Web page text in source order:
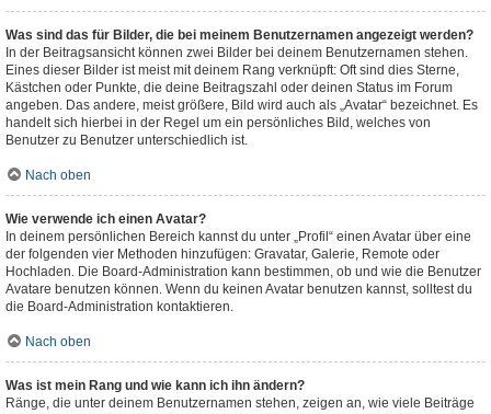
Was sind das für Bilder, die bei meinem Benutzernamen angezeigt werden?
In der Beitragsansicht können zwei Bilder bei deinem Benutzernamen stehen.
Eines dieser Bilder ist meist mit deinem Rang verknüpft: Oft sind dies Sterne,
Kästchen oder Punkte, die deine Beitragszahl oder deinen Status im Forum
angeben. Das andere, meist größere, Bild wird auch als „Avatar“ bezeichnet. Es
handelt sich hierbei in der Regel um ein persönliches Bild, welches von
Benutzer zu Benutzer unterschiedlich ist.
Nach oben
Wie verwende ich einen Avatar?
In deinem persönlichen Bereich kannst du unter „Profil“ einen Avatar über eine
der folgenden vier Methoden hinzufügen: Gravatar, Galerie, Remote oder
Hochladen. Die Board-Administration kann bestimmen, ob und wie die Benutzer
Avatare benutzen können. Wenn du keinen Avatar benutzen kannst, solltest du
die Board-Administration kontaktieren.
Nach oben
Was ist mein Rang und wie kann ich ihn ändern?
Ränge, die unter deinem Benutzernamen stehen, zeigen an, wie viele Beiträge